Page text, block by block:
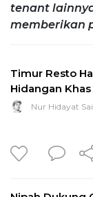
tenant
memberikan
Timur Resto
Hidangan
Nur Hidayat